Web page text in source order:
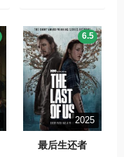
2025
最后生还者
6.5